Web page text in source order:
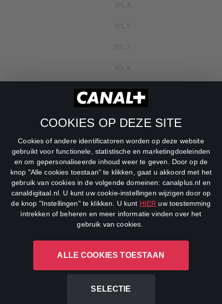
COOKIES OP DEZE SITE
Cookies of andere identificatoren worden op deze website
gebruikt voor functionele, statistische en marketingdoeleinden
en om gepersonaliseerde inhoud weer te geven. Door op de
knop "Alle cookies toestaan" te klikken, gaat u akkoord met het
gebruik van cookies in de volgende domeinen: canalplus.nl en
canaldigitaal.nl. U kunt uw cookie-instellingen wijzigen door op
de knop "Instellingen" te klikken. U kunt HIER uw toestemming
intrekken of beheren en meer informatie vinden over het
gebruik van cookies.
ALLE COOKIES TOESTAAN
SELECTIE
RTL 4
RTL 5
RTL 7
RTL 8
RTL Z
SBS6
Veronica
DreamWorks Channel
CANAL+ Luxembourg S. à r.l., Rue Albert Borschette 4, L-1246